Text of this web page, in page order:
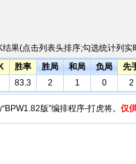
果(点击列表头排序;勾选统计列
胜率 胜局 和局 负局
先
83.3 2 1 0 2
版”编排程序-打虎将。 仅